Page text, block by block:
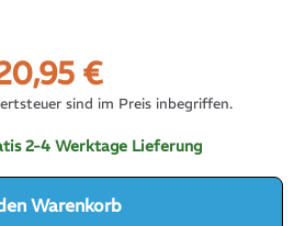
€
sind im Preis inbegriffen.
2-4 Werktage Lieferung
Warenkorb